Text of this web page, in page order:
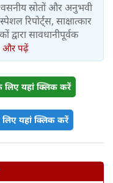
स्रोतों और अनुभवी
रिपोर्ट्स, साक्षात्कार
सावधानीपूर्वक
और पढ़ें
यहां क्लिक करें
यहां क्लिक करें